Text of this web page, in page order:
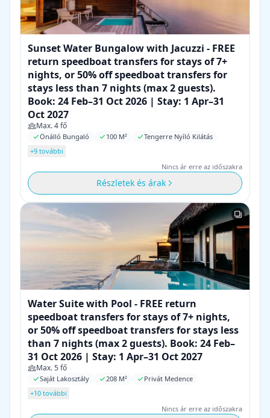
Sunset Water Bungalow with Jacuzzi - FREE
return speedboat transfers for stays of 7+
nights, or 50% off speedboat transfers for
stays less than 7 nights (max 2 guests).
Book: 24 Feb–31 Oct 2026 | Stay: 1 Apr–31
Oct 2027
Max. 4 fő
Önálló Bungaló 100 M²
Tengerre Nyíló Kilátás
+9 további
Nincs ár erre az időszakra
Részletek és árak
Water Suite with Pool - FREE return
speedboat transfers for stays of 7+ nights,
or 50% off speedboat transfers for stays less
than 7 nights (max 2 guests). Book: 24 Feb–
31 Oct 2026 | Stay: 1 Apr–31 Oct 2027
Max. 5 fő
Saját Lakosztály 208 M²
Privát Medence
+10 további
Nincs ár erre az időszakra